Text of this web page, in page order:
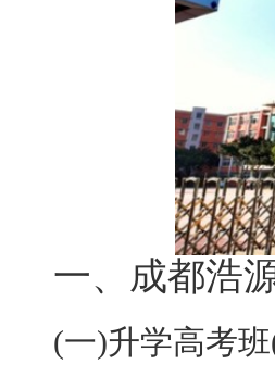
一、成都浩
(一)升学高考